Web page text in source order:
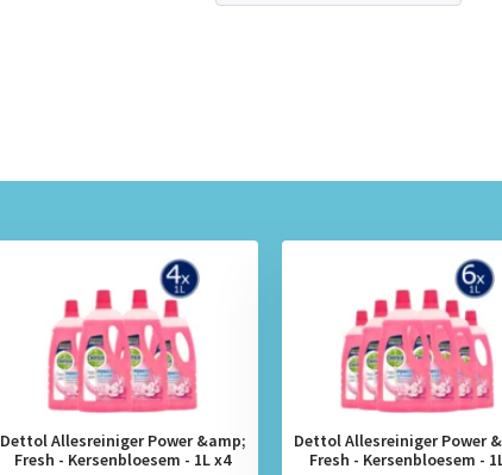
Dettol Allesreiniger Power &amp;
Fresh - Kersenbloesem - 1L x4
Dettol Allesreiniger Power
Fresh - Kersenbloesem -